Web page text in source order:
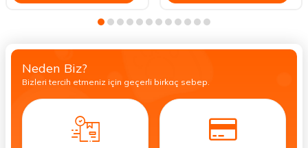
Neden Biz?
Bizleri tercih etmeniz için geçerli birkaç sebep.